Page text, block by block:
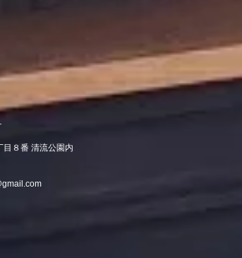
８番 清流公園内